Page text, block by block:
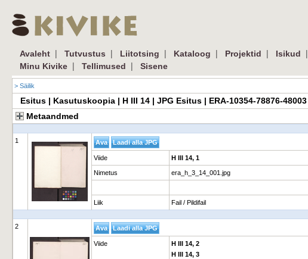
Avaleht | Tutvustus | Liitotsing | Kataloog | Projektid | Isikud |
Minu Kivike | Tellimused | Sisene
> Säilik
Esitus | Kasutuskoopia | H III 14 | JPG Esitus | ERA-10354-78876-48003
Metaandmed
1
Viide H III 14, 1
Nimetus era_h_3_14_001.jpg
Liik Fail / Pildifail
2
Viide
H III 14, 2
H III 14, 3